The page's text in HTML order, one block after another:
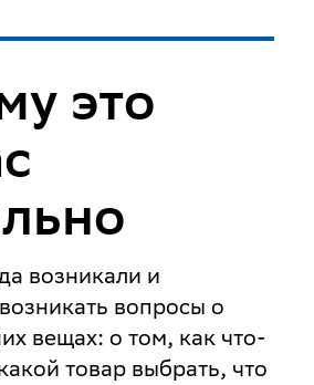
это
возникали и
вопросы о
вещах: о том, как что-
товар выбрать, что